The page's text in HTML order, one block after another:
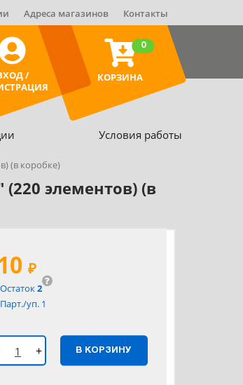
Адреса магазинов Контакты
/ КОРЗИНА
0
Условия работы
(в коробке)
элементов) (в
₽
?
Остаток2
Парт./уп. 1
+ В КОРЗИНУ